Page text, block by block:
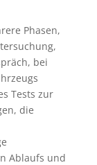
Phasen,
bei
Tests zur
die
Ablaufs und